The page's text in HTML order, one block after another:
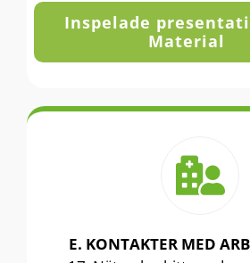
Inspelade
Material
E. KONTAKTER MED